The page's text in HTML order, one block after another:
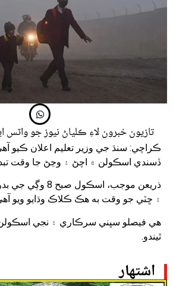
اشتهار
تازيون خبرون لاءِ ڪلياڻ نيوز جو
ڪراچي: سنڌ جي وزير تعليم اعلان ڪيو
ڏسندي اسڪولن ۾ اچڻ ۽ وڃڻ جا وقت
۽ ڇٽي جو وقت به هڪ ڪلاڪ وڌايو ويو
هي فيصلو سڀني سرڪاري ۽ نجي اسڪولن
ٿيندو.